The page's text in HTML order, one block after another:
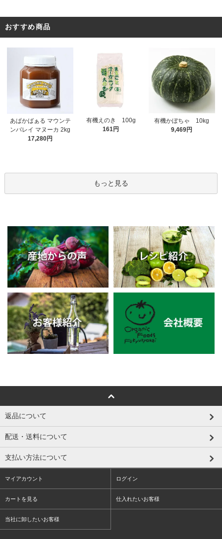
おすすめ商品
あぱかばぁる マウンテ
ンバレイ マヌーカ 2kg
17,280円
有機えのき 100g
161円
有機かぼちゃ 10kg
9,469円
もっと見る
返品について
配送・送料について
支払い方法について
マイアカウント ログイン
カートを見る 仕入れたいお客様
当社に卸したいお客様